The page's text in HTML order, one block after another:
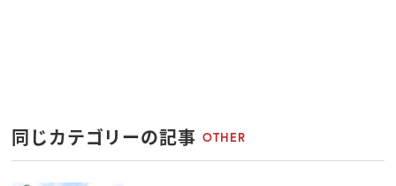
同じカテゴリーの記事 OTHER